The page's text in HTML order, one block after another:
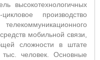
высокотехнологичных
производство
мобильной связи,
сложности в штате
человек. Основные